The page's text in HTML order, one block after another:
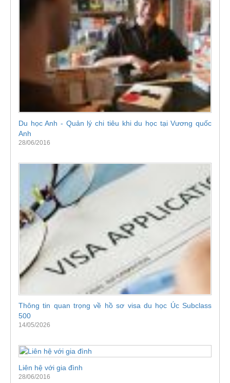
Du học Anh - Quản lý chi tiêu khi du học tại Vương quốc
Anh
28/06/2016
Thông tin quan trọng về hồ sơ visa du học Úc Subclass
500
14/05/2026
Liên hệ với gia đình
28/06/2016